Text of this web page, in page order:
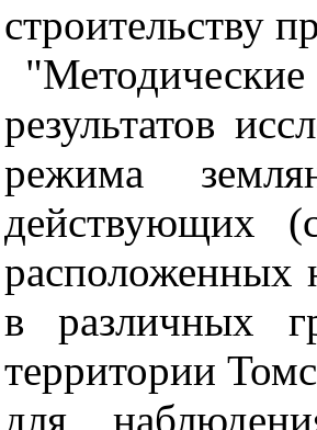
строительству
результатов
режима
действующих
расположенных
в различных
территории
для